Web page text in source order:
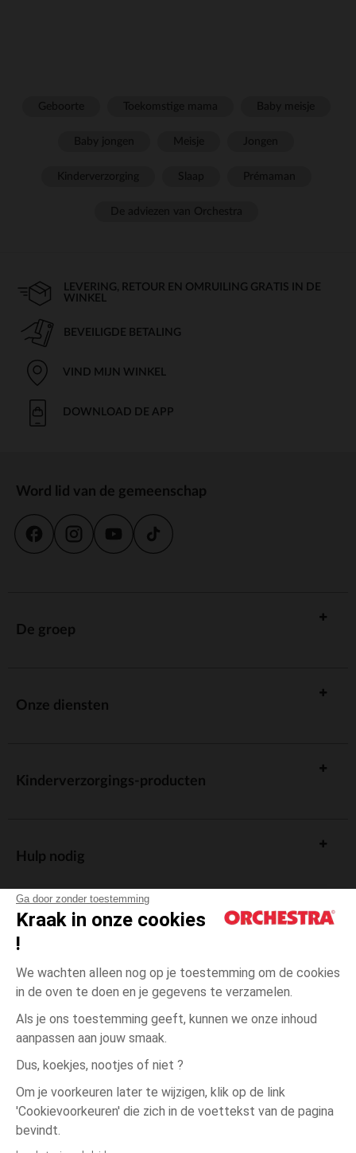
Ga door zonder toestemming
Kraak in onze cookies
!
We wachten alleen nog op je toestemming om de cookies
in de oven te doen en je gegevens te verzamelen.
Als je ons toestemming geeft, kunnen we onze inhoud
aanpassen aan jouw smaak.
Dus, koekjes, nootjes of niet ?
Om je voorkeuren later te wijzigen, klik op de link
'Cookievoorkeuren' die zich in de voettekst van de pagina
bevindt.
Ecru Ecru
3
LEVERING, RETOUR EN OMRUILING GRATIS IN DE
WINKEL
BEVEILIGDE BETALING
VIND MIJN WINKEL
DOWNLOAD DE APP
Word lid van de gemeenschap
De groep
Onze diensten
Kinderverzorgings-producten
Hulp nodig
Algemene verkoopsvoorwaarden
Wettelijke bepalingen
Persoonsgegevens